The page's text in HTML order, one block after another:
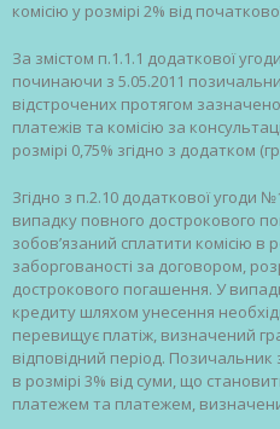
комісію у розмірі 2% від
За змістом п.1.1.1 додаткової
починаючи з 5.05.2011
відстрочених протягом
платежів та комісію за
розмірі 0,75% згідно з додатком
Згідно з п.2.10 додаткової угоди
випадку повного дострокового
зобов’язаний сплатити комісію в
заборгованості за договором,
дострокового погашення. У
кредиту шляхом унесення
перевищує платіж, визначений
відповідний період. Позичальник
в розмірі 3% від суми, що
платежем та платежем,